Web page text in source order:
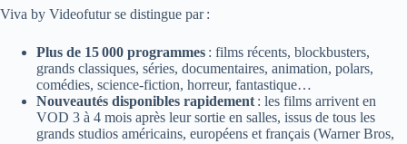
Viva by Videofutur se distingue par :
Plus de 15 000 programmes : films récents, blockbusters,
grands classiques, séries, documentaires, animation, polars,
comédies, science-fiction, horreur, fantastique…
Nouveautés disponibles rapidement : les films arrivent en
VOD 3 à 4 mois après leur sortie en salles, issus de tous les
grands studios américains, européens et français (Warner Bros,